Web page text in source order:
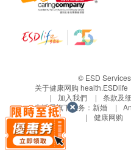
© ESD
关于健康网购 health.ESDlife
加入我們
条款及
生活易旗下业务： 新婚
健康网购